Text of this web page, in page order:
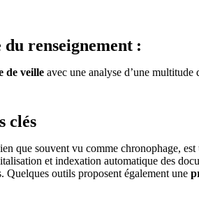
renseignement :
de veille avec une analyse d’une multitude
clés
que souvent vu comme chronophage,
et indexation automatique des
Quelques outils proposent également une